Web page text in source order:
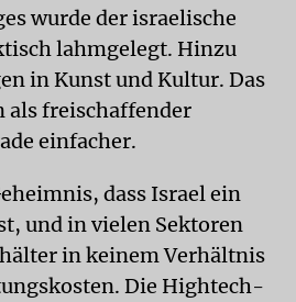
wurde der israelische
lahmgelegt. Hinzu
in Kunst und Kultur. Das
als freischaffender
einfacher.
dass Israel ein
und in vielen Sektoren
in keinem Verhältnis
Die Hightech-